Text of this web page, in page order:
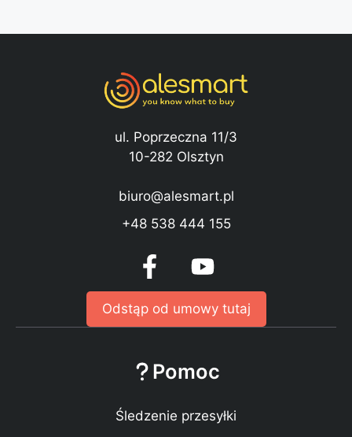
ul. Poprzeczna 11/3
10-282 Olsztyn
biuro@alesmart.pl
+48 538 444 155
Odstąp od umowy tutaj
Pomoc
Śledzenie przesyłki